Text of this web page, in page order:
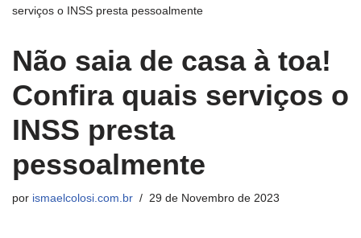
serviços o INSS presta pessoalmente
Não saia de casa à toa!
Confira quais serviços o
INSS presta
pessoalmente
por ismaelcolosi.com.br 29 de Novembro de 2023